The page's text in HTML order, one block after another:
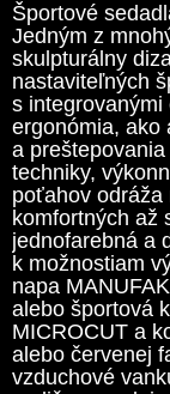
Športové
Jedným z
skulpturálny
nastaviteľných
s integrovanými
ergonómia, ako
a
techniky,
poťahov odráža
komfortných až
jednofarebná a
k možnostiam
napa
alebo športová
MICROCUT a
alebo červenej
vzduchové